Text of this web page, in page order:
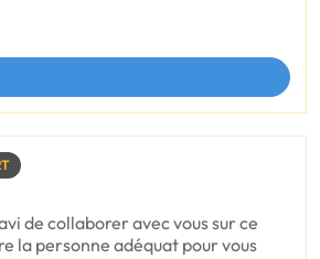
de collaborer avec vous sur ce
la personne adéquat pour vous